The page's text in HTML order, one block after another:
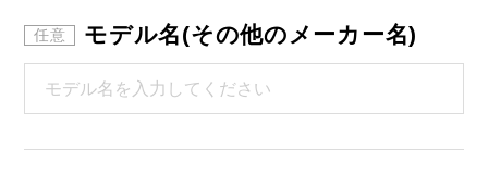
モデル名(その他のメーカー名)